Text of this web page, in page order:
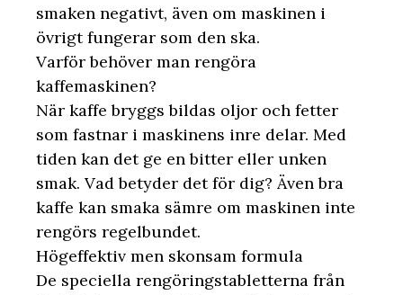
smaken negativt, även om maskinen i
övrigt fungerar som den ska.
Varför behöver man rengöra
kaffemaskinen?
När kaffe bryggs bildas oljor och fetter
som fastnar i maskinens inre delar. Med
tiden kan det ge en bitter eller unken
smak. Vad betyder det för dig? Även bra
kaffe kan smaka sämre om maskinen inte
rengörs regelbundet.
Högeffektiv men skonsam formula
De speciella rengöringstabletterna från